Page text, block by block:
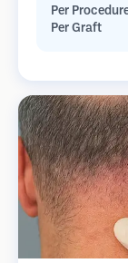
guérison plus
en bandelette.
Per
Per Graft